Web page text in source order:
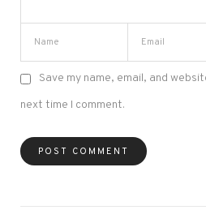
Save my name, email, and
next time I comment.